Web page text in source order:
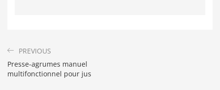
PREVIOUS
Presse-agrumes manuel
multifonctionnel pour jus